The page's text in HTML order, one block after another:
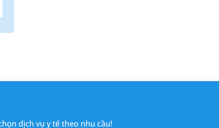
dịch vụ y tế theo nhu cầu!